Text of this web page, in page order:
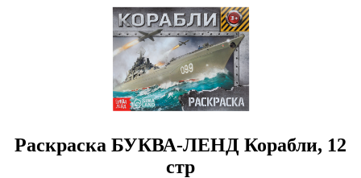
Раскраска БУКВА-ЛЕНД Корабли, 12
стр